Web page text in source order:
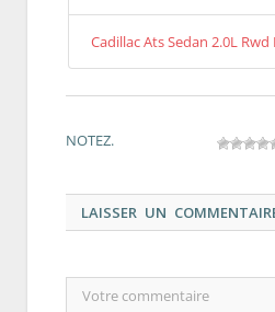
Cadillac Ats Sedan 2.0L
NOTEZ.
LAISSER UN